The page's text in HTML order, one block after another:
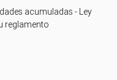
acumuladas - Ley
reglamento